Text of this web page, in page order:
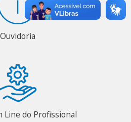
Ouvidoria
Line do Profissional